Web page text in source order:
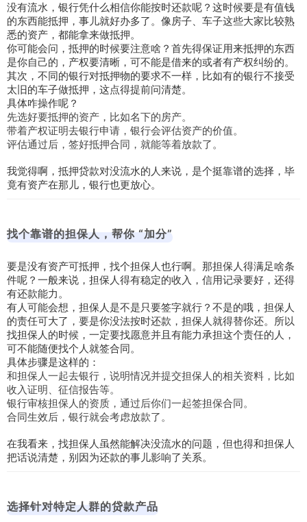
没有流水，银行凭什么相信你能按时还款呢？这时候要是有值钱
的东西能抵押，事儿就好办多了。像房子、车子这些大家比较熟
悉的资产，都能拿来做抵押。
你可能会问，抵押的时候要注意啥？首先得保证用来抵押的东西
是你自己的，产权要清晰，可不能是借来的或者有产权纠纷的。
其次，不同的银行对抵押物的要求不一样，比如有的银行不接受
太旧的车子做抵押，这点得提前问清楚。
具体咋操作呢？
先选好要抵押的资产，比如名下的房产。
带着产权证明去银行申请，银行会评估资产的价值。
评估通过后，签好抵押合同，就能等着放款了。
我觉得啊，抵押贷款对没流水的人来说，是个挺靠谱的选择，毕
竟有资产在那儿，银行也更放心。
找个靠谱的担保人，帮你 “加分”
要是没有资产可抵押，找个担保人也行啊。那担保人得满足啥条
件呢？一般来说，担保人得有稳定的收入，信用记录要好，还得
有还款能力。
有人可能会想，担保人是不是只要签字就行？不是的哦，担保人
的责任可大了，要是你没法按时还款，担保人就得替你还。所以
找担保人的时候，一定要找愿意并且有能力承担这个责任的人，
可不能随便找个人就签合同。
具体步骤是这样的：
和担保人一起去银行，说明情况并提交担保人的相关资料，比如
收入证明、征信报告等。
银行审核担保人的资质，通过后你们一起签担保合同。
合同生效后，银行就会考虑放款了。
在我看来，找担保人虽然能解决没流水的问题，但也得和担保人
把话说清楚，别因为还款的事儿影响了关系。
选择针对特定人群的贷款产品